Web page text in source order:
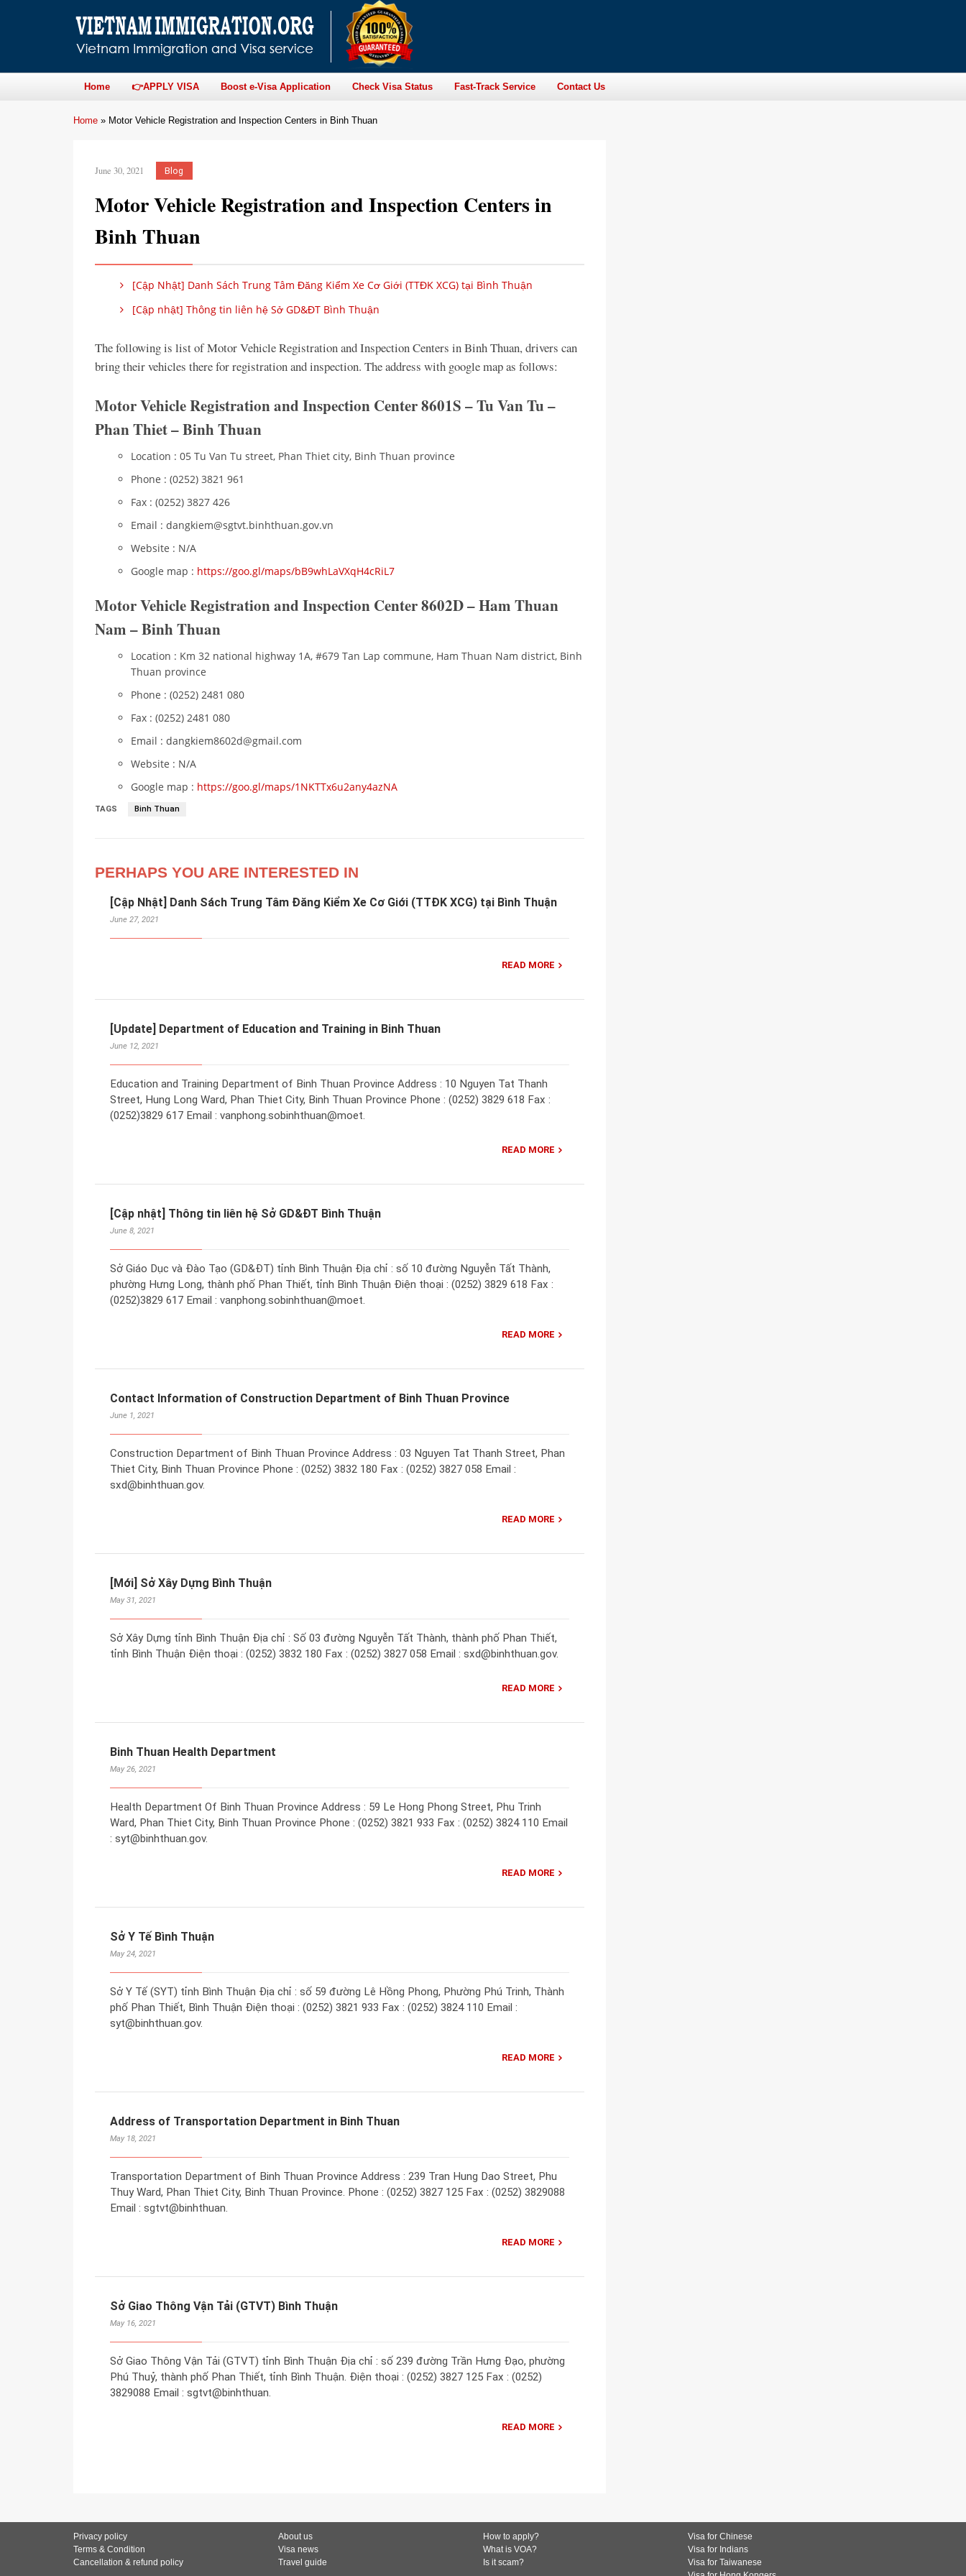
Home 👉APPLY VISA Boost e-Visa Application Check Visa Status Fast-Track Service Contact Us
Home » Motor Vehicle Registration and Inspection Centers in Binh Thuan
June 30, 2021 Blog
Motor Vehicle Registration and Inspection Centers in
Binh Thuan
[Cập Nhật] Danh Sách Trung Tâm Đăng Kiểm Xe Cơ Giới (TTĐK XCG) tại Bình Thuận
[Cập nhật] Thông tin liên hệ Sở GD&ĐT Bình Thuận
The following is list of Motor Vehicle Registration and Inspection Centers in Binh Thuan, drivers can
bring their vehicles there for registration and inspection. The address with google map as follows:
Motor Vehicle Registration and Inspection Center 8601S – Tu Van Tu –
Phan Thiet – Binh Thuan
Location : 05 Tu Van Tu street, Phan Thiet city, Binh Thuan province
Phone : (0252) 3821 961
Fax : (0252) 3827 426
Email : dangkiem@sgtvt.binhthuan.gov.vn
Website : N/A
Google map : https://goo.gl/maps/bB9whLaVXqH4cRiL7
Motor Vehicle Registration and Inspection Center 8602D – Ham Thuan
Nam – Binh Thuan
Location : Km 32 national highway 1A, #679 Tan Lap commune, Ham Thuan Nam district, Binh
Thuan province
Phone : (0252) 2481 080
Fax : (0252) 2481 080
Email : dangkiem8602d@gmail.com
Website : N/A
Google map : https://goo.gl/maps/1NKTTx6u2any4azNA
TAGS Binh Thuan
PERHAPS YOU ARE INTERESTED IN
[Cập Nhật] Danh Sách Trung Tâm Đăng Kiểm Xe Cơ Giới (TTĐK XCG) tại Bình Thuận
June 27, 2021
READ MORE
[Update] Department of Education and Training in Binh Thuan
June 12, 2021
Education and Training Department of Binh Thuan Province Address : 10 Nguyen Tat Thanh
Street, Hung Long Ward, Phan Thiet City, Binh Thuan Province Phone : (0252) 3829 618 Fax :
(0252)3829 617 Email : vanphong.sobinhthuan@moet.
READ MORE
[Cập nhật] Thông tin liên hệ Sở GD&ĐT Bình Thuận
June 8, 2021
Sở Giáo Dục và Đào Tạo (GD&ĐT) tỉnh Bình Thuận Địa chỉ : số 10 đường Nguyễn Tất Thành,
phường Hưng Long, thành phố Phan Thiết, tỉnh Bình Thuận Điện thoại : (0252) 3829 618 Fax :
(0252)3829 617 Email : vanphong.sobinhthuan@moet.
READ MORE
Contact Information of Construction Department of Binh Thuan Province
June 1, 2021
Construction Department of Binh Thuan Province Address : 03 Nguyen Tat Thanh Street, Phan
Thiet City, Binh Thuan Province Phone : (0252) 3832 180 Fax : (0252) 3827 058 Email :
sxd@binhthuan.gov.
READ MORE
[Mới] Sở Xây Dựng Bình Thuận
May 31, 2021
Sở Xây Dựng tỉnh Bình Thuận Địa chỉ : Số 03 đường Nguyễn Tất Thành, thành phố Phan Thiết,
tỉnh Bình Thuận Điện thoại : (0252) 3832 180 Fax : (0252) 3827 058 Email : sxd@binhthuan.gov.
READ MORE
Binh Thuan Health Department
May 26, 2021
Health Department Of Binh Thuan Province Address : 59 Le Hong Phong Street, Phu Trinh
Ward, Phan Thiet City, Binh Thuan Province Phone : (0252) 3821 933 Fax : (0252) 3824 110 Email
: syt@binhthuan.gov.
READ MORE
Sở Y Tế Bình Thuận
May 24, 2021
Sở Y Tế (SYT) tỉnh Bình Thuận Địa chỉ : số 59 đường Lê Hồng Phong, Phường Phú Trinh, Thành
phố Phan Thiết, Bình Thuận Điện thoại : (0252) 3821 933 Fax : (0252) 3824 110 Email :
syt@binhthuan.gov.
READ MORE
Address of Transportation Department in Binh Thuan
May 18, 2021
Transportation Department of Binh Thuan Province Address : 239 Tran Hung Dao Street, Phu
Thuy Ward, Phan Thiet City, Binh Thuan Province. Phone : (0252) 3827 125 Fax : (0252) 3829088
Email : sgtvt@binhthuan.
READ MORE
Sở Giao Thông Vận Tải (GTVT) Bình Thuận
May 16, 2021
Sở Giao Thông Vận Tải (GTVT) tỉnh Bình Thuận Địa chỉ : số 239 đường Trần Hưng Đạo, phường
Phú Thuỷ, thành phố Phan Thiết, tỉnh Bình Thuận. Điện thoại : (0252) 3827 125 Fax : (0252)
3829088 Email : sgtvt@binhthuan.
READ MORE
Privacy policy
Terms & Condition
Cancellation & refund policy
About us
Visa news
Travel guide
How to apply?
What is VOA?
Is it scam?
Visa for Chinese
Visa for Indians
Visa for Taiwanese